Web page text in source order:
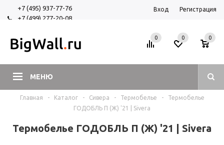
+7 (495) 937-77-76
+7 (499) 277-20-08
Вход Регистрация
МЕНЮ
0 0
0
Главная - Каталог - Сивера - Термобелье -
Термобелье
ГОДОБЛЬ П (Ж) '21 | Sivera
Термобелье ГОДОБЛЬ П (Ж) '21 | Sivera